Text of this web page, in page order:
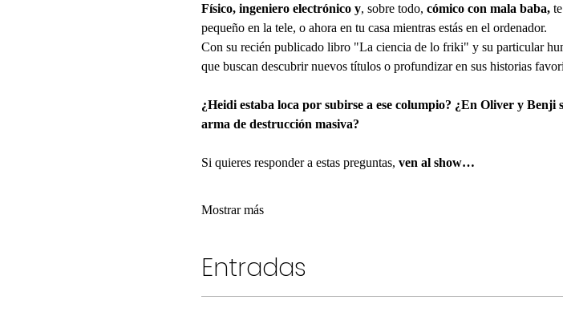
Físico, ingeniero electrónico y, sobre todo, cómico con mala baba,
pequeño en la tele, o ahora en tu casa mientras estás en el ordenador.
Con su recién publicado libro "La ciencia de lo friki" y su particular
que buscan descubrir nuevos títulos o profundizar en sus historias
¿Heidi estaba loca por subirse a ese columpio? ¿En Oliver y
arma de destrucción masiva?
Si quieres responder a estas preguntas, ven al show…
Mostrar más
Entradas